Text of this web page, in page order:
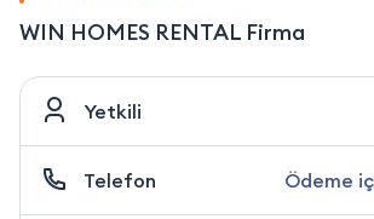
WIN HOMES RENTAL Firma
Yetkili
Telefon Ödeme